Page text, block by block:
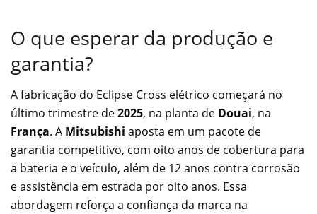
O que esperar da produção e
garantia?
A fabricação do Eclipse Cross elétrico começará no
último trimestre de2025, na planta de Douai, na
França. A Mitsubishi aposta em um pacote de
garantia competitivo, com oito anos de cobertura para
a bateria e o veículo, além de 12 anos contra corrosão
e assistência em estrada por oito anos. Essa
abordagem reforça a confiança da marca na